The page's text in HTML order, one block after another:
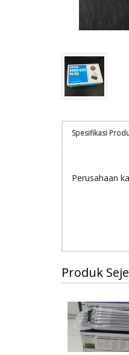
Spesifikasi
Perusahaan
Produk